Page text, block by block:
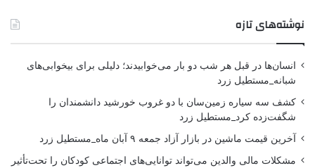
نوشته‌های تازه
انسان‌ها در قبل هر شب دو بار می‌خوابیدند؛ دلیلی برای بیخوابی‌های
شبانه_مستطیل زرد
کشف سه سیاره زمین‌سان با دو غروب خورشید دانشمندان را
شگفت‌زده کرد_مستطیل زرد
آخرین قیمت ماشین در بازار آزاد جمعه ۹ آبان ماه_مستطیل زرد
مشکلات مالی والدین می‌تواند توانایی‌های اجتماعی کودکان را تحت‌تأثیر